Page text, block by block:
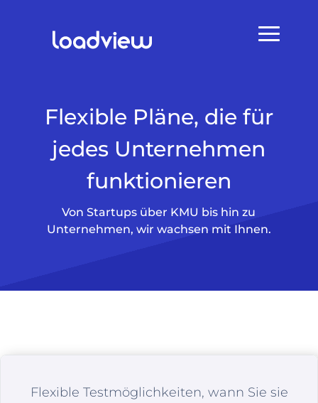
Flexible Pläne, die für
jedes Unternehmen
funktionieren
Von Startups über KMU bis hin zu
Unternehmen, wir wachsen mit Ihnen.
Flexible Testmöglichkeiten, wann Sie sie